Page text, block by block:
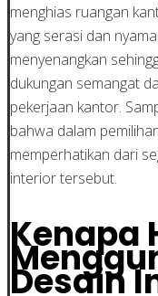
menghias ruangan
yang serasi dan
menyenangkan
dukungan semangat
pekerjaan kantor.
bahwa dalam
memperhatikan dari
interior tersebut.
Kenapa
Desain